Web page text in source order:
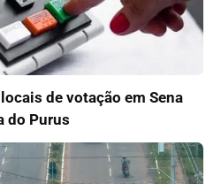
de votação em Sena
do Purus